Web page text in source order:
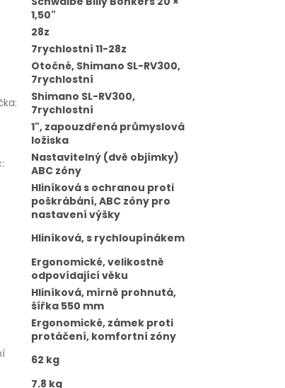
1,50"
28z
7rychlostní 11-28z
Otočné, Shimano SL-RV300,
7rychlostní
:
Shimano SL-RV300,
7rychlostní
1", zapouzdřená průmyslová
ložiska
:
Nastavitelný (dvě objímky)
ABC zóny
Hliníková s ochranou proti
poškrábání, ABC zóny pro
nastavení výšky
Hliníková, s rychloupínákem
Ergonomické, velikostně
odpovídající věku
Hliníková, mírně prohnutá,
šířka 550 mm
Ergonomické, zámek proti
protáčení, komfortní zóny
62 kg
7.8 kg